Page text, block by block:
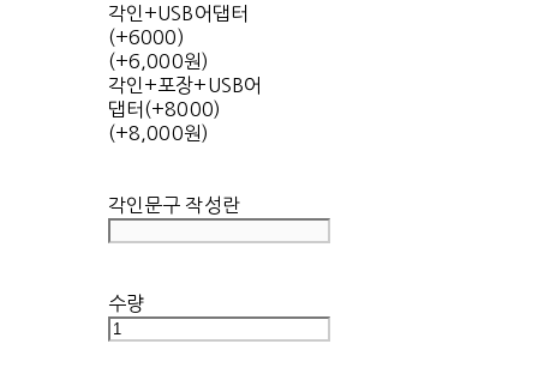
각인+USB어댑터
(+6000)
(+6,000원)
각인+포장+USB어
댑터(+8000)
(+8,000원)
각인문구 작성란
수량